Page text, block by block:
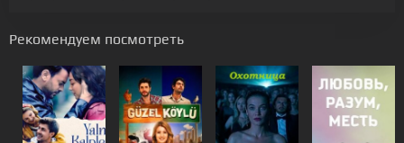
Рекомендуем посмотреть